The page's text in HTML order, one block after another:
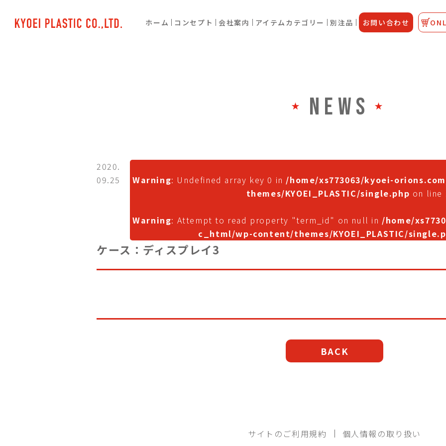
ホーム コンセプト 会社案内 アイテムカテゴリー 別注品 お問い合わせ
NEWS
2020.
09.25
Warning: Undefined array key 0 in /home/xs773063/kyoei-
themes/KYOEI_PLASTIC/single.php on line
Warning: Attempt to read property "term_id" on null in /home/
c_html/wp-content/themes/KYOEI_PLASTIC/
ケース：ディスプレイ3
BACK
サイトのご利用規約 個人情報の取り扱い